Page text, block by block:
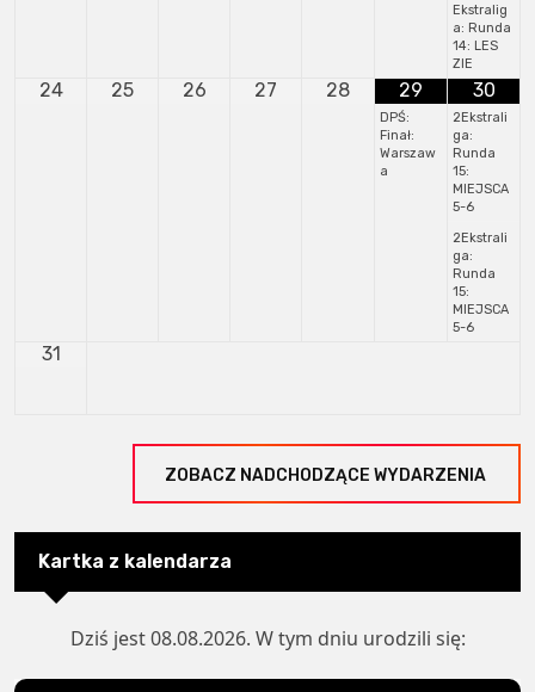
Ekstralig
a: Runda
14: LES
ZIE
24 25 26 27 28 29
DPŚ:
Finał:
Warszaw
a
30
2Ekstrali
ga:
Runda
15:
MIEJSCA
5-6
2Ekstrali
ga:
Runda
15:
MIEJSCA
5-6
31
ZOBACZ NADCHODZĄCE WYDARZENIA
Kartka z kalendarza
Dziś jest08.08.2026. W tym dniu urodzili się: